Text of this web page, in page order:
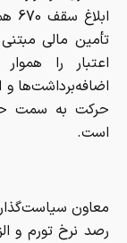
معاون
رصد نرخ تورم و
مرکزی در سال
فعالانه، ضمن
وجود تمام
اقتصادی، همزمان